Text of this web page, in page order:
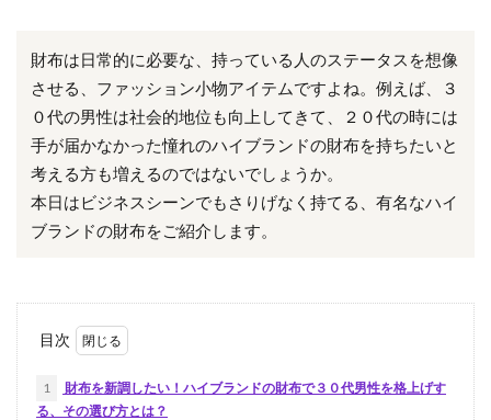
財布は日常的に必要な、持っている人のステータスを想像
させる、ファッション小物アイテムですよね。例えば、３
０代の男性は社会的地位も向上してきて、２０代の時には
手が届かなかった憧れのハイブランドの財布を持ちたいと
考える方も増えるのではないでしょうか。
本日はビジネスシーンでもさりげなく持てる、有名なハイ
ブランドの財布をご紹介します。
目次
1
財布を新調したい！ハイブランドの財布で３０代男性を格上げす
る、その選び方とは？